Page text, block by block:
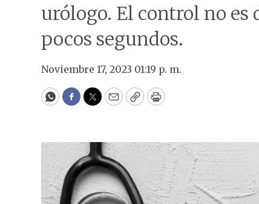
urólogo. El control no es
pocos segundos.
Noviembre 17, 2023 01:19 p. m.
WhatsApp
Facebook
Twitter
EmailCopyPrint